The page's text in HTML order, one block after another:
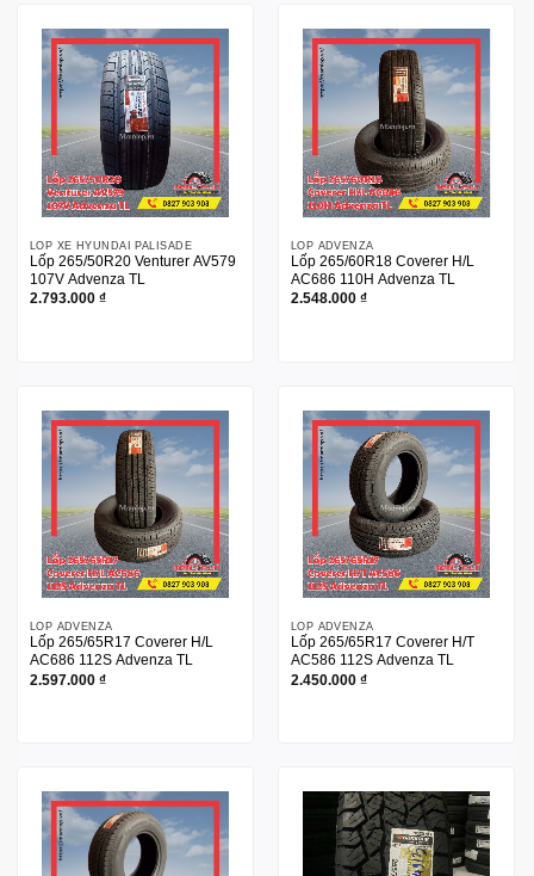
LỐP XE HYUNDAI PALISADE
Lốp 265/50R20 Venturer AV579
107V Advenza TL
2.793.000 ₫
LỐP ADVENZA
Lốp 265/60R18 Coverer H/L
AC686 110H Advenza TL
2.548.000 ₫
LỐP ADVENZA
Lốp 265/65R17 Coverer H/L
AC686 112S Advenza TL
2.597.000 ₫
LỐP ADVENZA
Lốp 265/65R17 Coverer H/T
AC586 112S Advenza TL
2.450.000 ₫